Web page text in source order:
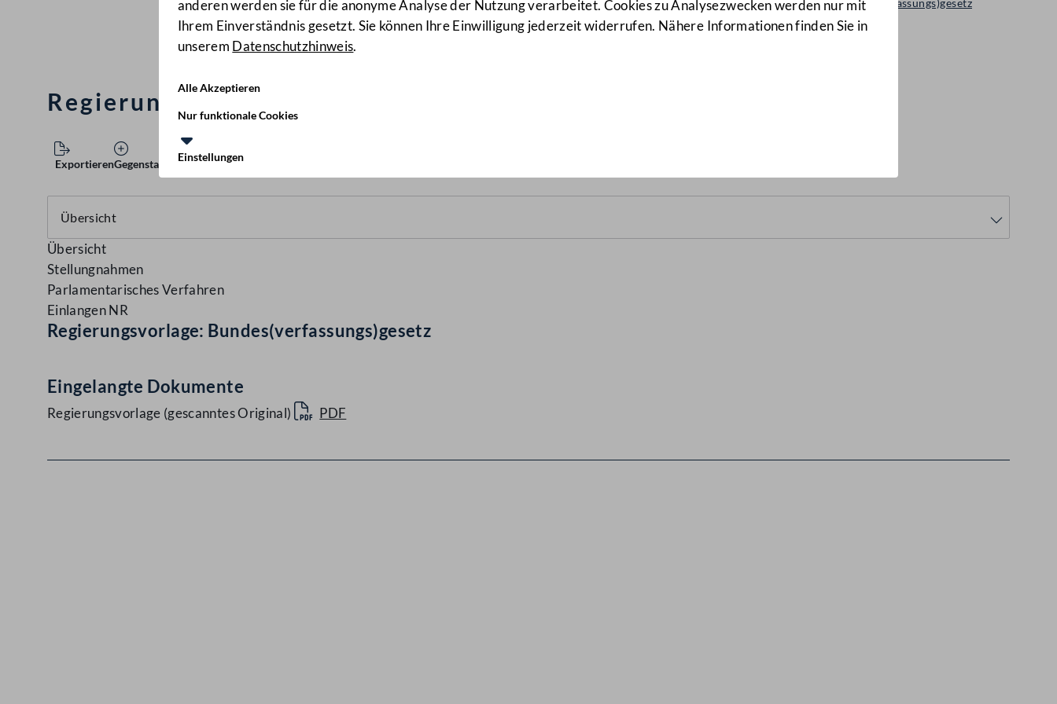
anderen werden sie für die anonyme Analyse der Nutzung verarbeitet. Cookies zu Analysezwecken werden nur mit
Ihrem Einverständnis gesetzt. Sie können Ihre Einwilligung jederzeit widerrufen. Nähere Informationen finden Sie in
unserem Datenschutzhinweis.
Alle Akzeptieren
Nur funktionale Cookies
Einstellungen
Regierungsvorlage: Bundes(verfassungs)gesetz
554 d.B.
Regierungsvorlage: Bundes(verfassungs)gesetz
ExportierenGegenstand speichern
Übersicht
Stellungnahmen
Parlamentarisches Verfahren
Einlangen NR
Regierungsvorlage: Bundes(verfassungs)gesetz
Eingelangte Dokumente
Regierungsvorlage (gescanntes Original) PDF